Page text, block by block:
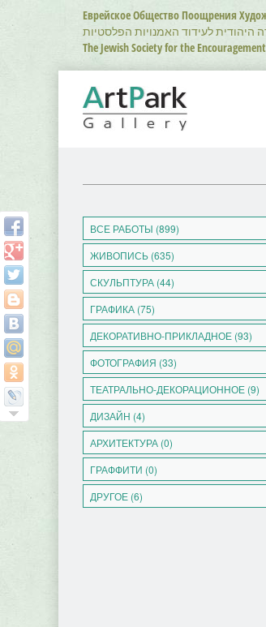
Еврейское Общество Поощрения
היהודית לעידוד האמנויות הפלסטיות
The Jewish Society for the
ВСЕ РАБОТЫ (899)
ЖИВОПИСЬ (635)
СКУЛЬПТУРА (44)
ГРАФИКА (75)
ДЕКОРАТИВНО-ПРИКЛАДНОЕ (93)
ФОТОГРАФИЯ (33)
ТЕАТРАЛЬНО-ДЕКОРАЦИОННОЕ (9)
ДИЗАЙН (4)
АРХИТЕКТУРА (0)
ГРАФФИТИ (0)
ДРУГОЕ (6)